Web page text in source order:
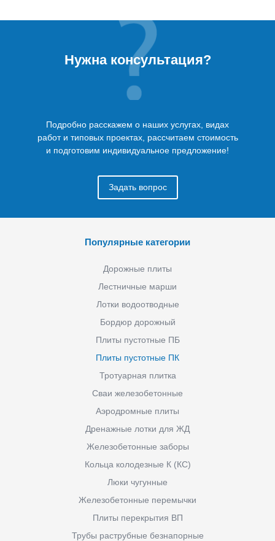
Нужна консультация?
Подробно расскажем о наших услугах, видах
работ и типовых проектах, рассчитаем стоимость
и подготовим индивидуальное предложение!
Задать вопрос
Популярные категории
Дорожные плиты
Лестничные марши
Лотки водоотводные
Бордюр дорожный
Плиты пустотные ПБ
Плиты пустотные ПК
Тротуарная плитка
Сваи железобетонные
Аэродромные плиты
Дренажные лотки для ЖД
Железобетонные заборы
Кольца колодезные К (КС)
Люки чугунные
Железобетонные перемычки
Плиты перекрытия ВП
Трубы раструбные безнапорные